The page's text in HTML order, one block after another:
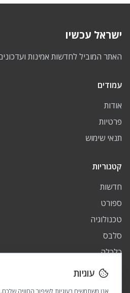
ישראל עכשיו
האתר המוביל לחדשות אמינות
עמודים
אודות
פרטיות
תנאי שימוש
קטגוריות
חדשות
ספורט
טכנולוגיה
סלבס
כלכלה
פיננסי עוגיות
אנו משתמשים בעוגיות לשיפור החוויה שלכם.